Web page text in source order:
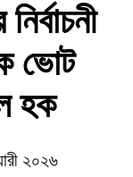
ভোট
হক
২০২৬